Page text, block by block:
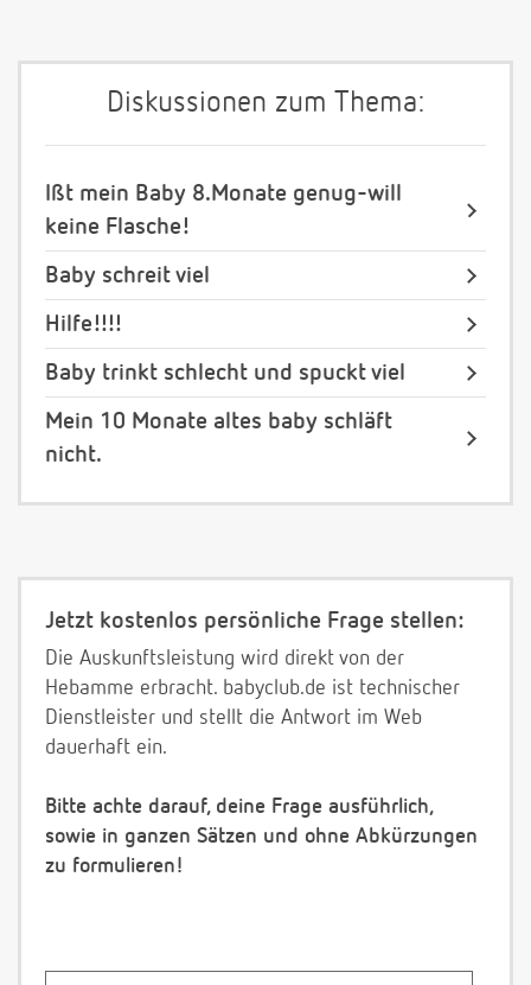
Diskussionen zum Thema:
Ißt mein Baby 8.Monate genug-will
keine Flasche!
Baby schreit viel
Hilfe!!!!
Baby trinkt schlecht und spuckt viel
Mein 10 Monate altes baby schläft
nicht.
Jetzt kostenlos persönliche Frage stellen:
Die Auskunftsleistung wird direkt von der
Hebamme erbracht. babyclub.de ist technischer
Dienstleister und stellt die Antwort im Web
dauerhaft ein.
Bitte achte darauf, deine Frage ausführlich,
sowie in ganzen Sätzen und ohne Abkürzungen
zu formulieren!